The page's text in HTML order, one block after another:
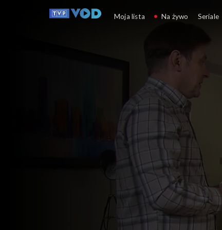
Klan
Moja lista Na żywo Seriale